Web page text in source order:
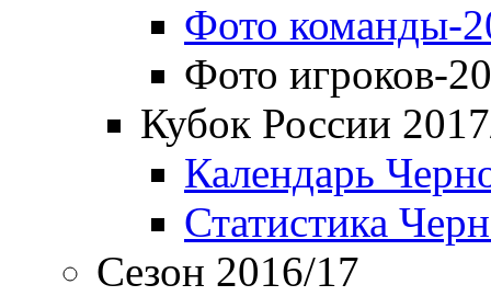
Фото команды-
Фото игроков-
Кубок России
Календарь
Статистика
Сезон 2016/17